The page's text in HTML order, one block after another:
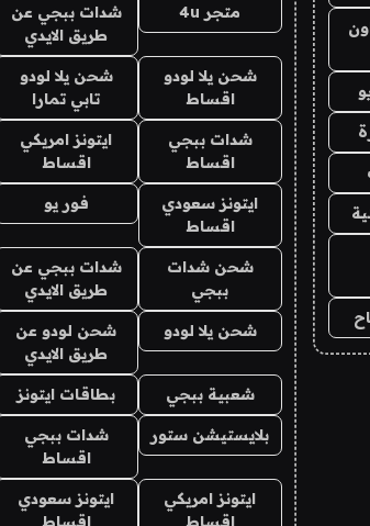
متجر 4u
شدات ببجي عن
طريق الايدي
شحن يلا لودو
اقساط
شحن يلا لودو
تابي تمارا
شدات ببجي
اقساط
ايتونز امريكي
اقساط
ايتونز سعودي
اقساط
فور يو
شحن شدات
ببجي
شدات ببجي عن
طريق الايدي
شحن يلا لودو
شحن لودو عن
طريق الايدي
شعبية ببجي بطاقات ايتونز
بلايستيشن ستور
شدات ببجي
اقساط
ايتونز امريكي
اقساط
ايتونز سعودي
اقساط